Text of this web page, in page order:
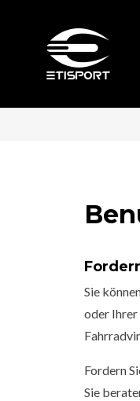
Sie
oder
Fordern
Sie